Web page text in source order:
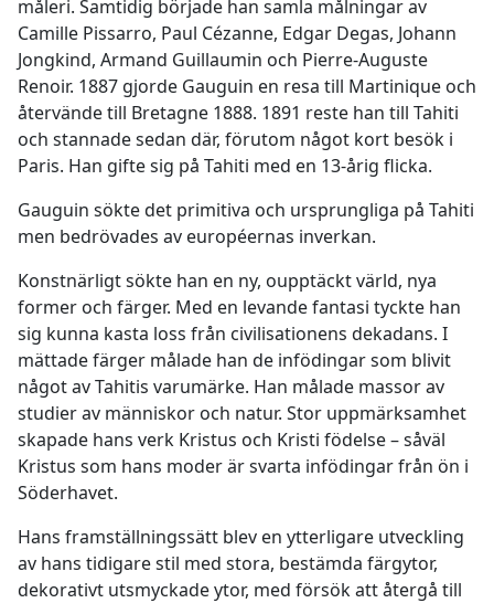
måleri. Samtidig började han samla målningar av
Camille Pissarro, Paul Cézanne, Edgar Degas, Johann
Jongkind, Armand Guillaumin och Pierre-Auguste
Renoir. 1887 gjorde Gauguin en resa till Martinique och
återvände till Bretagne 1888. 1891 reste han till Tahiti
och stannade sedan där, förutom något kort besök i
Paris. Han gifte sig på Tahiti med en 13-årig flicka.
Gauguin sökte det primitiva och ursprungliga på Tahiti
men bedrövades av européernas inverkan.
Konstnärligt sökte han en ny, oupptäckt värld, nya
former och färger. Med en levande fantasi tyckte han
sig kunna kasta loss från civilisationens dekadans. I
mättade färger målade han de infödingar som blivit
något av Tahitis varumärke. Han målade massor av
studier av människor och natur. Stor uppmärksamhet
skapade hans verk Kristus och Kristi födelse – såväl
Kristus som hans moder är svarta infödingar från ön i
Söderhavet.
Hans framställningssätt blev en ytterligare utveckling
av hans tidigare stil med stora, bestämda färgytor,
dekorativt utsmyckade ytor, med försök att återgå till